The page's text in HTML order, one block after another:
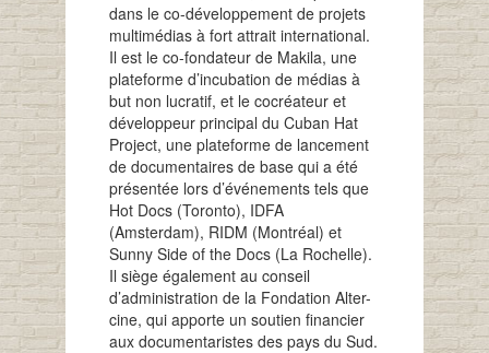
dans le co-développement de projets
multimédias à fort attrait international.
Il est le co-fondateur de Makila, une
plateforme d’incubation de médias à
but non lucratif, et le cocréateur et
développeur principal du Cuban Hat
Project, une plateforme de lancement
de documentaires de base qui a été
présentée lors d’événements tels que
Hot Docs (Toronto), IDFA
(Amsterdam), RIDM (Montréal) et
Sunny Side of the Docs (La Rochelle).
Il siège également au conseil
d’administration de la Fondation Alter-
cine, qui apporte un soutien financier
aux documentaristes des pays du Sud.